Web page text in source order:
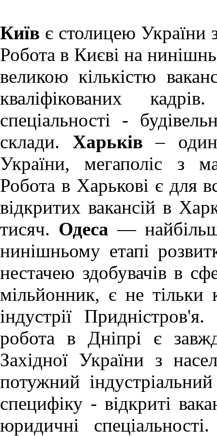
Київ є столицею України
Робота в Києві на
великою кількістю
кваліфікованих
спеціальності -
склади. Харьків –
України, мегаполіс з
Робота в Харькові є для
відкритих вакансій в
тисяч. Одеса —
нинішньому етапі
нестачею здобувачів в
мільйонник, є не тільки
індустрії
робота в Дніпрі є
Західної України з
потужний
специфіку - відкриті
юридичні